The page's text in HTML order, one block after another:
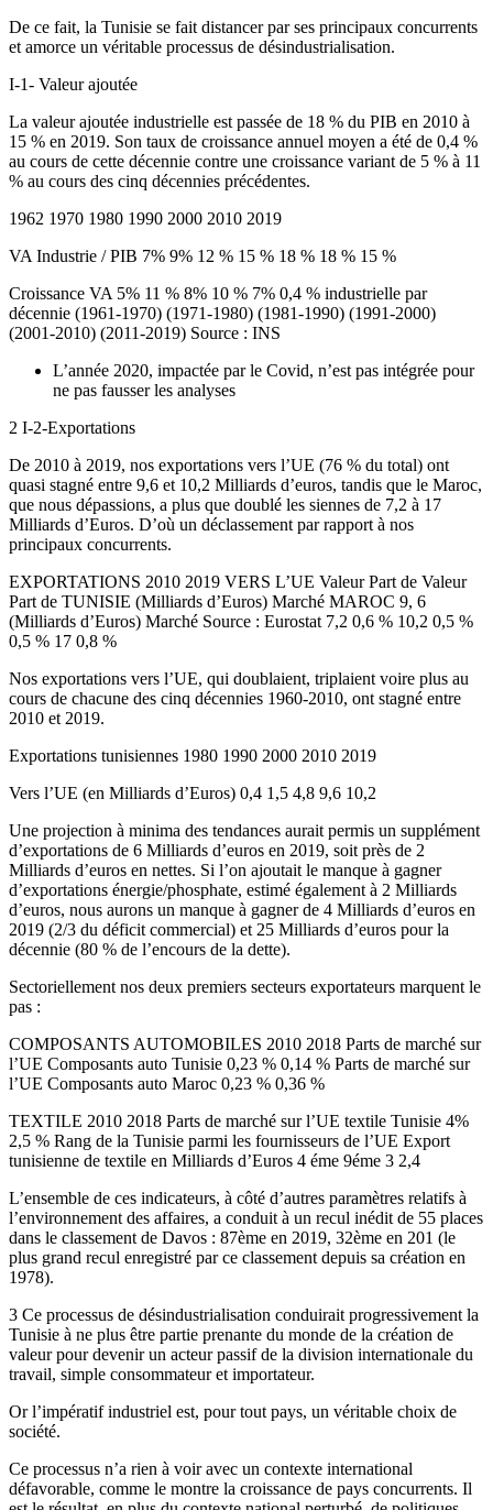
De ce fait, la Tunisie se fait distancer par ses principaux concurrents
et amorce un véritable processus de désindustrialisation.
I-1- Valeur ajoutée
La valeur ajoutée industrielle est passée de 18 % du PIB en 2010 à
15 % en 2019. Son taux de croissance annuel moyen a été de 0,4 %
au cours de cette décennie contre une croissance variant de 5 % à 11
% au cours des cinq décennies précédentes.
1962 1970 1980 1990 2000 2010 2019
VA Industrie / PIB 7% 9% 12 % 15 % 18 % 18 % 15 %
Croissance VA 5% 11 % 8% 10 % 7% 0,4 % industrielle par
décennie (1961-1970) (1971-1980) (1981-1990) (1991-2000)
(2001-2010) (2011-2019) Source : INS
L’année 2020, impactée par le Covid, n’est pas intégrée pour
ne pas fausser les analyses
2 I-2-Exportations
De 2010 à 2019, nos exportations vers l’UE (76 % du total) ont
quasi stagné entre 9,6 et 10,2 Milliards d’euros, tandis que le Maroc,
que nous dépassions, a plus que doublé les siennes de 7,2 à 17
Milliards d’Euros. D’où un déclassement par rapport à nos
principaux concurrents.
EXPORTATIONS 2010 2019 VERS L’UE Valeur Part de Valeur
Part de TUNISIE (Milliards d’Euros) Marché MAROC 9, 6
(Milliards d’Euros) Marché Source : Eurostat 7,2 0,6 % 10,2 0,5 %
0,5 % 17 0,8 %
Nos exportations vers l’UE, qui doublaient, triplaient voire plus au
cours de chacune des cinq décennies 1960-2010, ont stagné entre
2010 et 2019.
Exportations tunisiennes 1980 1990 2000 2010 2019
Vers l’UE (en Milliards d’Euros) 0,4 1,5 4,8 9,6 10,2
Une projection à minima des tendances aurait permis un supplément
d’exportations de 6 Milliards d’euros en 2019, soit près de 2
Milliards d’euros en nettes. Si l’on ajoutait le manque à gagner
d’exportations énergie/phosphate, estimé également à 2 Milliards
d’euros, nous aurons un manque à gagner de 4 Milliards d’euros en
2019 (2/3 du déficit commercial) et 25 Milliards d’euros pour la
décennie (80 % de l’encours de la dette).
Sectoriellement nos deux premiers secteurs exportateurs marquent le
pas :
COMPOSANTS AUTOMOBILES 2010 2018 Parts de marché sur
l’UE Composants auto Tunisie 0,23 % 0,14 % Parts de marché sur
l’UE Composants auto Maroc 0,23 % 0,36 %
TEXTILE 2010 2018 Parts de marché sur l’UE textile Tunisie 4%
2,5 % Rang de la Tunisie parmi les fournisseurs de l’UE Export
tunisienne de textile en Milliards d’Euros 4 éme 9éme 3 2,4
L’ensemble de ces indicateurs, à côté d’autres paramètres relatifs à
l’environnement des affaires, a conduit à un recul inédit de 55 places
dans le classement de Davos : 87ème en 2019, 32ème en 201 (le
plus grand recul enregistré par ce classement depuis sa création en
1978).
3 Ce processus de désindustrialisation conduirait progressivement la
Tunisie à ne plus être partie prenante du monde de la création de
valeur pour devenir un acteur passif de la division internationale du
travail, simple consommateur et importateur.
Or l’impératif industriel est, pour tout pays, un véritable choix de
société.
Ce processus n’a rien à voir avec un contexte international
défavorable, comme le montre la croissance de pays concurrents. Il